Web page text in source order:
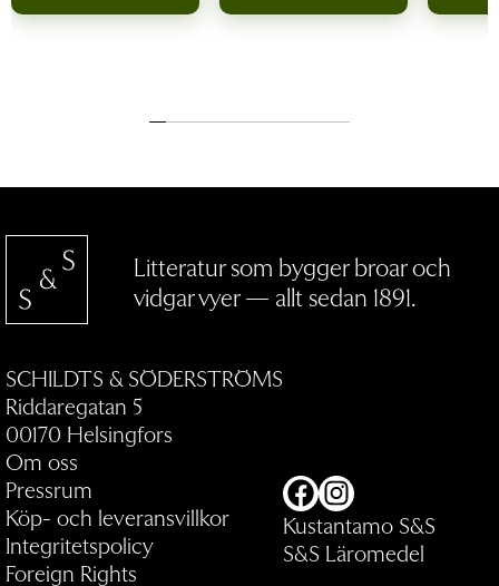
Litteratur som bygger broar och
vidgar vyer — allt sedan 1891.
SCHILDTS & SÖDERSTRÖMS
Riddaregatan 5
00170 Helsingfors
Om oss
Pressrum
Köp- och leveransvillkor
Integritetspolicy
Foreign Rights
Facebook
Instagram
Kustantamo S&S
S&S Läromedel